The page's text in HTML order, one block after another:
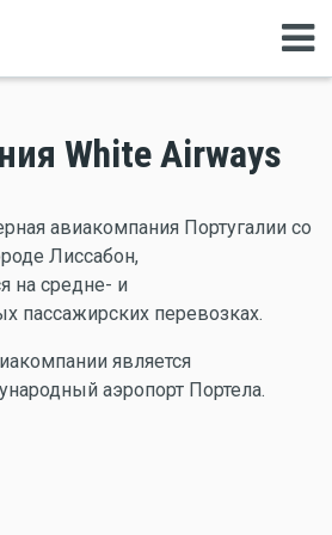
White Airways
авиакомпания Португалии со
Лиссабон,
на средне- и
пассажирских перевозках.
является
аэропорт Портела.